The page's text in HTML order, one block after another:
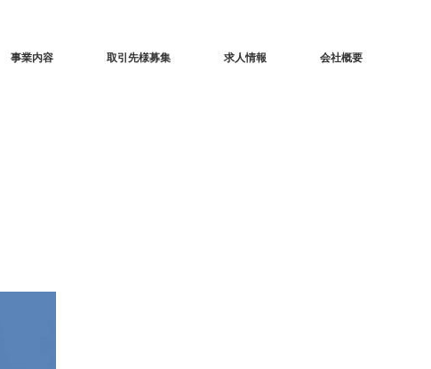
事業内容 取引先様募集 求人情報 会社概要